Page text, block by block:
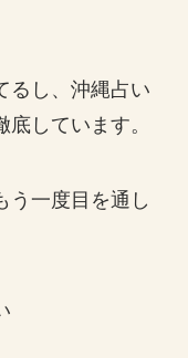
るし、沖縄占い
しています。
う一度目を通し